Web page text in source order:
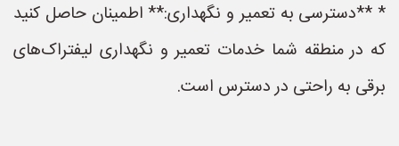
* **دسترسی به تعمیر و نگهداری:** اطمینان حاصل کنید
که در منطقه شما خدمات تعمیر و نگهداری لیفتراک‌های
برقی به راحتی در دسترس است.